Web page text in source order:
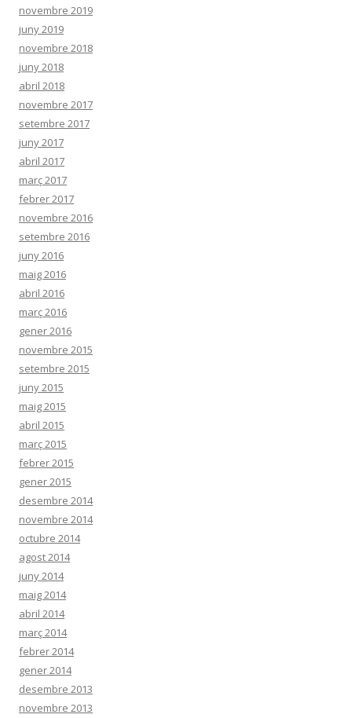
novembre 2019
juny 2019
novembre 2018
juny 2018
abril 2018
novembre 2017
setembre 2017
juny 2017
abril 2017
març 2017
febrer 2017
novembre 2016
setembre 2016
juny 2016
maig 2016
abril 2016
març 2016
gener 2016
novembre 2015
setembre 2015
juny 2015
maig 2015
abril 2015
març 2015
febrer 2015
gener 2015
desembre 2014
novembre 2014
octubre 2014
agost 2014
juny 2014
maig 2014
abril 2014
març 2014
febrer 2014
gener 2014
desembre 2013
novembre 2013